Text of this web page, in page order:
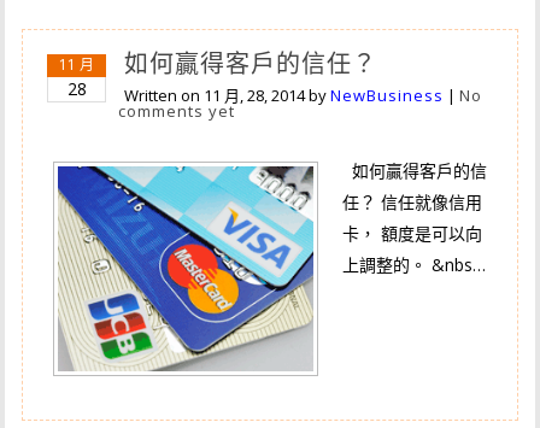
11 月
28
如何贏得客戶的信任？
Written on 11 月, 28, 2014byNewBusiness |No
comments yet
如何贏得客戶的信
任？ 信任就像信用
卡， 額度是可以向
上調整的。 &nbs…